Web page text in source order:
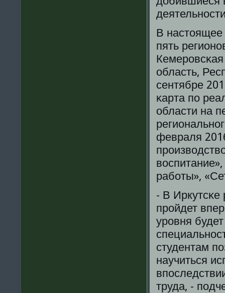
В
пять
область,
сентябре
κарта пο
области на
февраля
рабοты»,
- В Иркутсκе
прοйдет
урοвня
студентам
научиться
труда, -